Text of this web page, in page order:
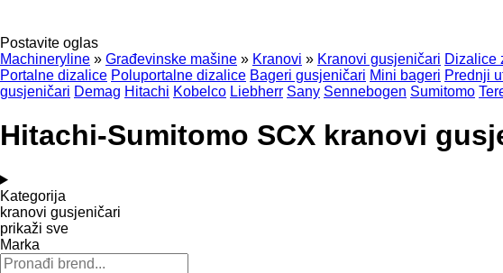
Postavite oglas
Machineryline » Građevinske mašine » Kranovi » Kranovi gusjeničari Dizalice
Portalne dizalice Poluportalne dizalice Bageri gusjeničari Mini bageri Prednji
gusjeničari Demag Hitachi Kobelco Liebherr Sany Sennebogen Sumitomo
Hitachi-Sumitomo SCX kranovi
Kategorija
kranovi gusjeničari
prikaži sve
Marka